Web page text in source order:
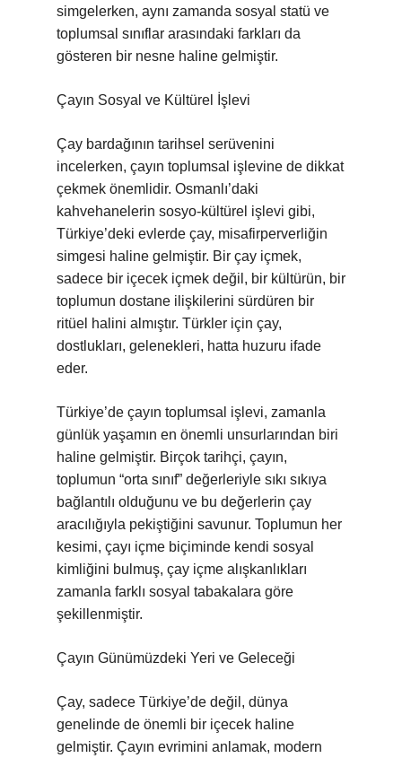
simgelerken, aynı zamanda sosyal statü ve
toplumsal sınıflar arasındaki farkları da
gösteren bir nesne haline gelmiştir.
Çayın Sosyal ve Kültürel İşlevi
Çay bardağının tarihsel serüvenini
incelerken, çayın toplumsal işlevine de dikkat
çekmek önemlidir. Osmanlı’daki
kahvehanelerin sosyo-kültürel işlevi gibi,
Türkiye’deki evlerde çay, misafirperverliğin
simgesi haline gelmiştir. Bir çay içmek,
sadece bir içecek içmek değil, bir kültürün, bir
toplumun dostane ilişkilerini sürdüren bir
ritüel halini almıştır. Türkler için çay,
dostlukları, gelenekleri, hatta huzuru ifade
eder.
Türkiye’de çayın toplumsal işlevi, zamanla
günlük yaşamın en önemli unsurlarından biri
haline gelmiştir. Birçok tarihçi, çayın,
toplumun “orta sınıf” değerleriyle sıkı sıkıya
bağlantılı olduğunu ve bu değerlerin çay
aracılığıyla pekiştiğini savunur. Toplumun her
kesimi, çayı içme biçiminde kendi sosyal
kimliğini bulmuş, çay içme alışkanlıkları
zamanla farklı sosyal tabakalara göre
şekillenmiştir.
Çayın Günümüzdeki Yeri ve Geleceği
Çay, sadece Türkiye’de değil, dünya
genelinde de önemli bir içecek haline
gelmiştir. Çayın evrimini anlamak, modern